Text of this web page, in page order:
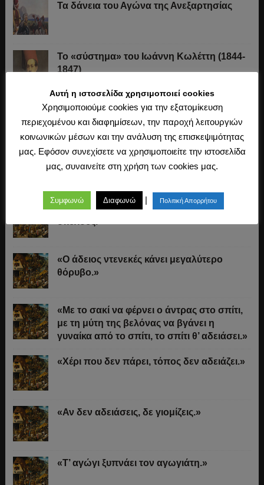
Τα δάνεια του Αγώνα της Ανεξαρτησίας
Το «σύστημα» του Ιωάννη Κωλέττη (1844-
1847)
Η άλωση της Κωνσταντινούπολης (1453)
Ο Μακιαβέλι, η Δημοκρατία και η εκλογή
των αρχόντων
«Όποιος δεν ξέρει τι να κάνει χτενίζει τους
«Ο άδειος ντενεκές κάνει μεγαλύτερο
θόρυβο.»
«Με το σακί να φέρνει ο άντρας στο σπίτι,
με τη μύτη της βελόνας να βγάνει η
γυναίκα από το σπίτι, το σπίτι θ’ αδειάσει.»
«Χέρι που δεν πάρει, τόπος δεν αδειάζει.»
«Αν δεν αδειάσεις, δε γιομίζεις.»
«Τ’ αγώγι ξυπνάει τον αγωγιάτη.»
Αυτή η ιστοσελίδα χρησιμοποιεί cookies
Χρησιμοποιούμε cookies για την εξατομίκευση
περιεχομένου και διαφημίσεων, την παροχή λειτουργιών
κοινωνικών μέσων και την ανάλυση της επισκεψιμότητας
μας. Εφόσον συνεχίσετε να χρησιμοποιείτε την ιστοσελίδα
μας, συναινείτε στη χρήση των cookies μας.
Συμφωνώ Διαφωνώ | Πολιτική Απορρήτου